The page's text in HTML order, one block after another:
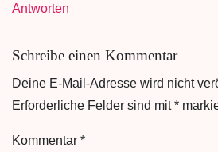
Antworten
Schreibe einen Kommentar
Deine E-Mail-Adresse wird nicht
Erforderliche Felder sind mit*
Kommentar *